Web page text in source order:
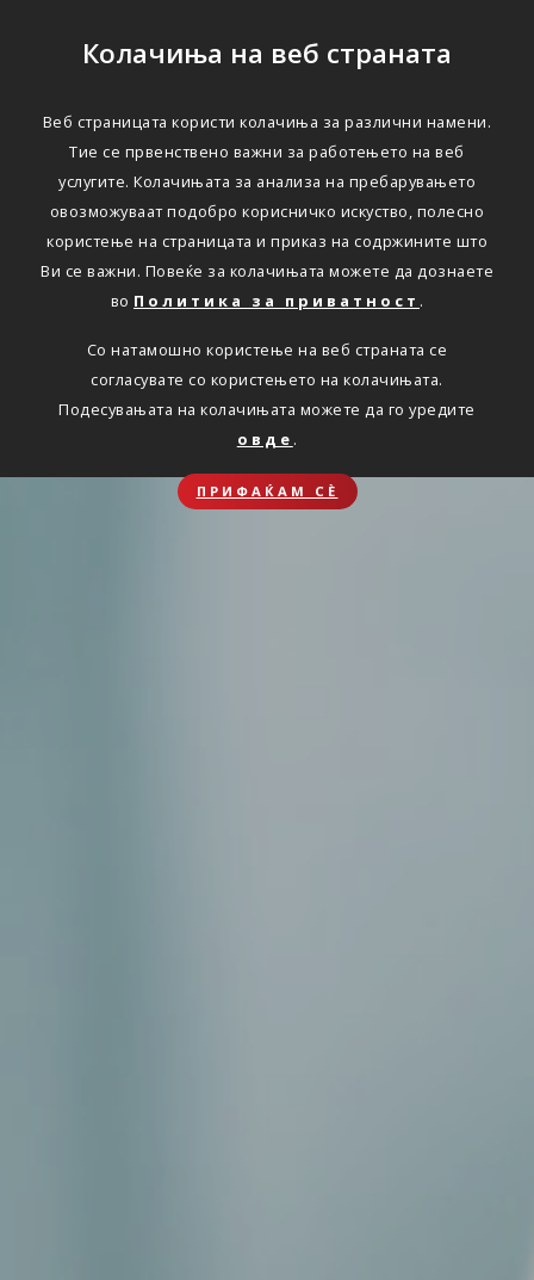
Колачиња на веб страната
Веб страницата користи колачиња за различни намени.
Тие се првенствено важни за работењето на веб
услугите. Колачињата за анализа на пребарувањето
овозможуваат подобро корисничко искуство, полесно
користење на страницата и приказ на содржините што
Ви се важни. Повеќе за колачињата можете да дознаете
во Политика за приватност .
Со натамошно користење на веб страната се
согласувате со користењето на колачињата.
Подесувањата на колачињата можете да го уредите
овде .
ПРИФАЌАМ СЀ